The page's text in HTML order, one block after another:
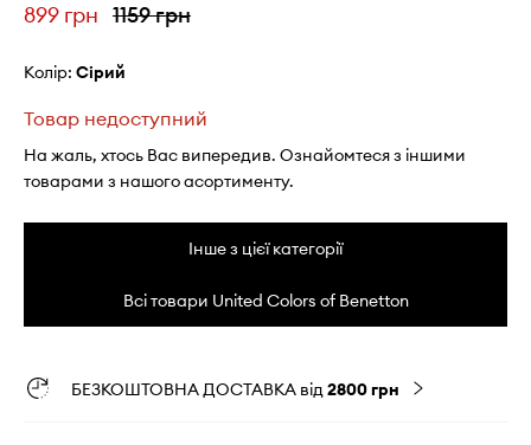
899 грн 1159 грн
Колір: сірий
Товар недоступний
На жаль, хтось Вас випередив. Ознайомтеся з іншими
товарами з нашого асортименту.
Інше з цієї категорії
Всі товари United Colors of Benetton
БЕЗКОШТОВНА ДОСТАВКА від2800 грн